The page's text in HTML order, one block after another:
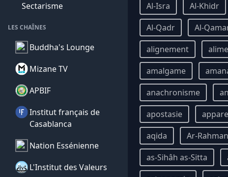
Sectarisme
LES CHAÎNES
Buddha's Lounge
Mizane TV
APBIF
Institut français de
Casablanca
Nation Essénienne
L'Institut des Valeurs
Al-Isra
Al-Khidr
Al-Qadr
Al-
alignement
amalgame
anachronisme
apostasie
aqida
Ar-Rahman
as-Sihâh as-Sitta